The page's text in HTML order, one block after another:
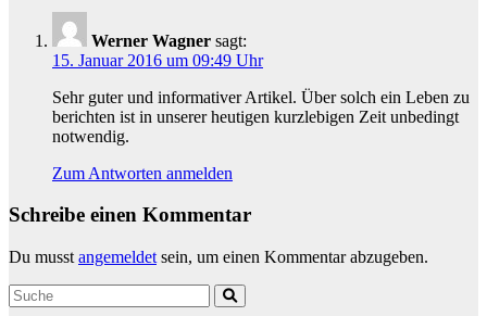
Werner Wagner sagt:
15. Januar 2016 um 09:49 Uhr
Sehr guter und informativer Artikel. Über solch ein Leben zu
berichten ist in unserer heutigen kurzlebigen Zeit unbedingt
notwendig.
Zum Antworten anmelden
Schreibe einen Kommentar
Du musst angemeldet sein, um einen Kommentar abzugeben.